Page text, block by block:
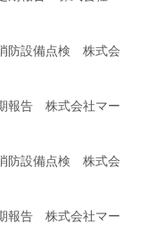
防設備点検 株式会
報告 株式会社マー
防設備点検 株式会
報告 株式会社マー